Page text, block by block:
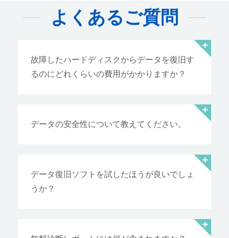
よくあるご質問
故障したハードディスクからデータを復旧す
るのにどれくらいの費用がかかりますか？
データの安全性について教えてください。
データ復旧ソフトを試したほうが良いでしょ
うか？